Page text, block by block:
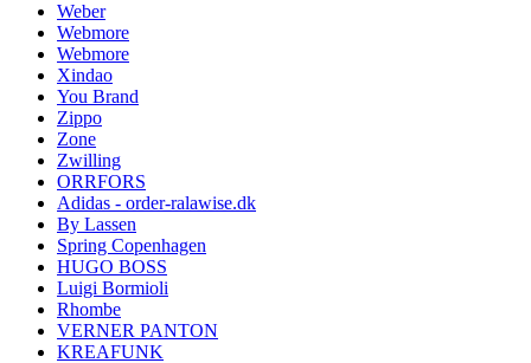
Weber
Webmore
Webmore
Xindao
You Brand
Zippo
Zone
Zwilling
ORRFORS
Adidas - order-ralawise.dk
By Lassen
Spring Copenhagen
HUGO BOSS
Luigi Bormioli
Rhombe
VERNER PANTON
KREAFUNK